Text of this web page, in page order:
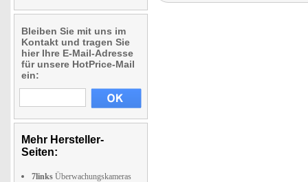
Bleiben Sie mit uns im
Kontakt und tragen Sie
hier Ihre E-Mail-Adresse
für unsere HotPrice-Mail
ein:
Mehr Hersteller-
Seiten:
7links Überwachungskameras